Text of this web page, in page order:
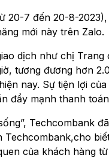
20-7 đến 20-8-
mới này trên Zalo.
dịch như chị Trang
tương đương hơn
nay. Sự tiện lợi
đẩy mạnh thanh
Techcombank
của khách hàng